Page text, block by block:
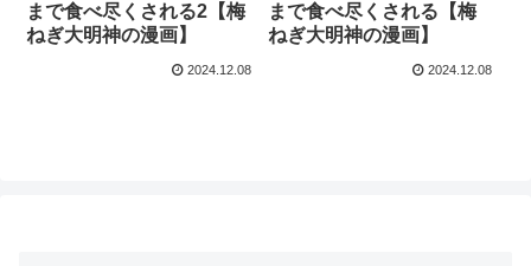
まで食べ尽くされる2【梅
ねぎ大明神の漫画】
2024.12.08
まで食べ尽くされる【梅
ねぎ大明神の漫画】
2024.12.08